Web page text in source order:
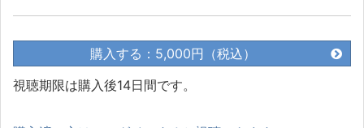
購入する：5,000円（税込）
視聴期限は購入後14日間です。